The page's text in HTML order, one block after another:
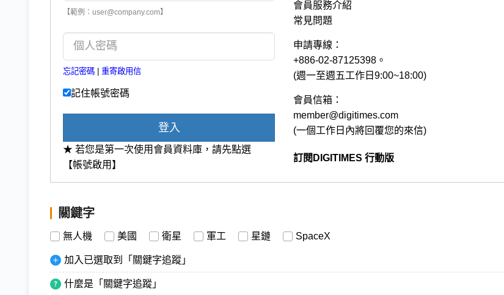
【範例：user@company.com】
忘記密碼 重寄啟用信
記住帳號密碼
登入
★ 若您是第一次使用會員資料庫，請先點選
【帳號啟用】
會員服務介紹
常見問題
申請專線：
+886-02-87125398。
(週一至週五工作日9:00~18:00)
會員信箱：
member@digitimes.com
(一個工作日內將回覆您的來信)
訂閱DIGITIMES 行動版
關鍵字
無人機 美國 衛星 軍工 星鏈 SpaceX
加入已選取到「關鍵字追蹤」
什麼是「關鍵字追蹤」